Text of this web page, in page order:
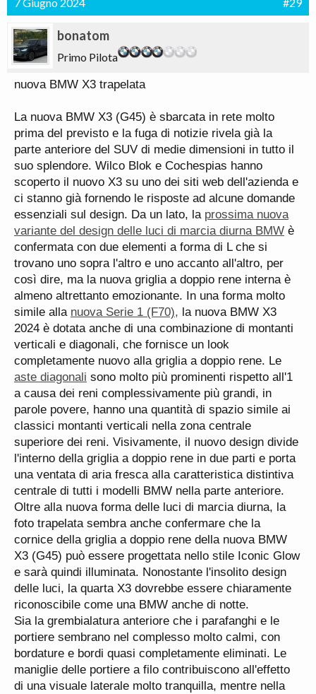
bonatom
Primo Pilota
nuova BMW X3 trapelata
La nuova BMW X3 (G45) è sbarcata in rete molto
prima del previsto e la fuga di notizie rivela già la
parte anteriore del SUV di medie dimensioni in tutto il
suo splendore. Wilco Blok e Cochespias hanno
scoperto il nuovo X3 su uno dei siti web dell'azienda e
ci stanno già fornendo le risposte ad alcune domande
essenziali sul design. Da un lato, la prossima nuova
variante del design delle luci di marcia diurna BMW è
confermata con due elementi a forma di L che si
trovano uno sopra l'altro e uno accanto all'altro, per
così dire, ma la nuova griglia a doppio rene interna è
almeno altrettanto emozionante. In una forma molto
simile alla nuova Serie 1 (F70), la nuova BMW X3
2024 è dotata anche di una combinazione di montanti
verticali e diagonali, che fornisce un look
completamente nuovo alla griglia a doppio rene. Le
aste diagonali sono molto più prominenti rispetto all'1
a causa dei reni complessivamente più grandi, in
parole povere, hanno una quantità di spazio simile ai
classici montanti verticali nella zona centrale
superiore dei reni. Visivamente, il nuovo design divide
l'interno della griglia a doppio rene in due parti e porta
una ventata di aria fresca alla caratteristica distintiva
centrale di tutti i modelli BMW nella parte anteriore.
Oltre alla nuova forma delle luci di marcia diurna, la
foto trapelata sembra anche confermare che la
cornice della griglia a doppio rene della nuova BMW
X3 (G45) può essere progettata nello stile Iconic Glow
e sarà quindi illuminata. Nonostante l'insolito design
delle luci, la quarta X3 dovrebbe essere chiaramente
riconoscibile come una BMW anche di notte.
Sia la grembialatura anteriore che i parafanghi e le
portiere sembrano nel complesso molto calmi, con
bordature e bordi quasi completamente eliminati. Le
maniglie delle portiere a filo contribuiscono all'effetto
di una visuale laterale molto tranquilla, mentre nella